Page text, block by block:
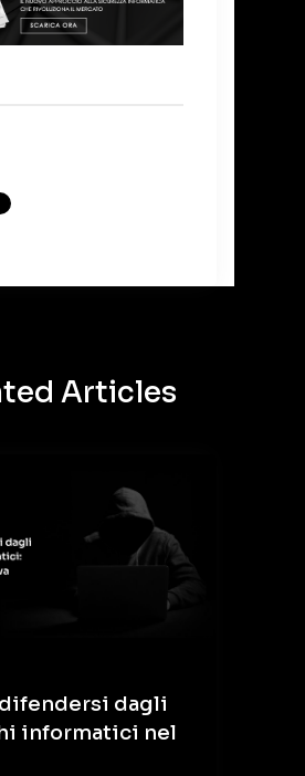
Articles
dagli
informatici nel